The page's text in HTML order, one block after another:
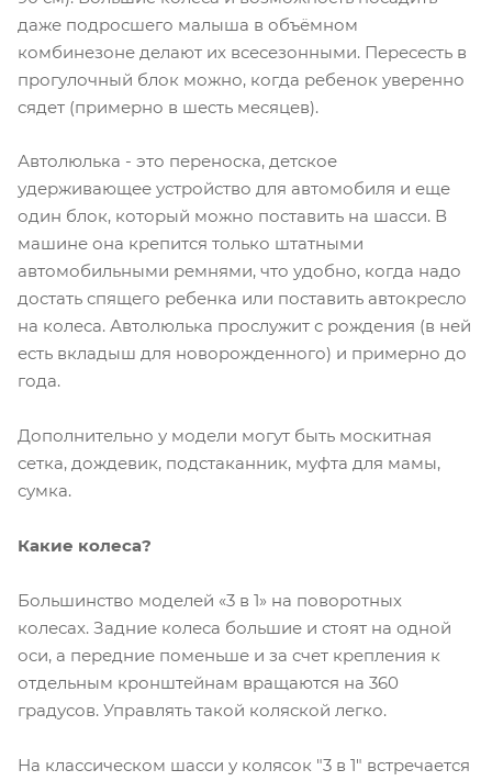
даже подросшего малыша в объёмном
комбинезоне делают их всесезонными. Пересесть в
прогулочный блок можно, когда ребенок уверенно
сядет (примерно в шесть месяцев).
Автолюлька - это переноска, детское
удерживающее устройство для автомобиля и еще
один блок, который можно поставить на шасси. В
машине она крепится только штатными
автомобильными ремнями, что удобно, когда надо
достать спящего ребенка или поставить автокресло
на колеса. Автолюлька прослужит с рождения (в ней
есть вкладыш для новорожденного) и примерно до
года.
Дополнительно у модели могут быть москитная
сетка, дождевик, подстаканник, муфта для мамы,
сумка.
Какие колеса?
Большинство моделей «3 в 1» на поворотных
колесах. Задние колеса большие и стоят на одной
оси, а передние поменьше и за счет крепления к
отдельным кронштейнам вращаются на 360
градусов. Управлять такой коляской легко.
На классическом шасси у колясок "3 в 1" встречается